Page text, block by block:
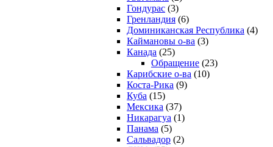
Гондурас (3)
Гренландия (6)
Доминиканская Республика (4)
Каймановы о-ва (3)
Канада (25)
Обращение (23)
Карибские о-ва (10)
Коста-Рика (9)
Куба (15)
Мексика (37)
Никарагуа (1)
Панама (5)
Сальвадор (2)